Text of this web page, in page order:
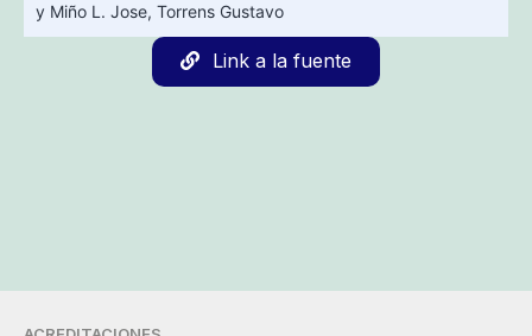
y Miño L. Jose, Torrens Gustavo
Link a la fuente